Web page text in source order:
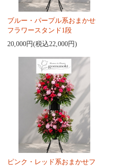
ブルー・パープル系おまかせ
フラワースタンド1段
20,000円(税込22,000円)
ピンク・レッド系おまかせフ